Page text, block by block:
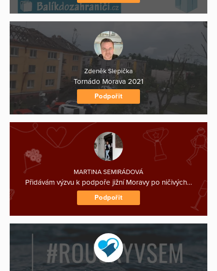
Zdeněk Slepička
Tornádo Morava 2021
Podpořit
MARTINA SEMIRÁDOVÁ
Přidávám výzvu k podpoře jižní Moravy po ničivých…
Podpořit